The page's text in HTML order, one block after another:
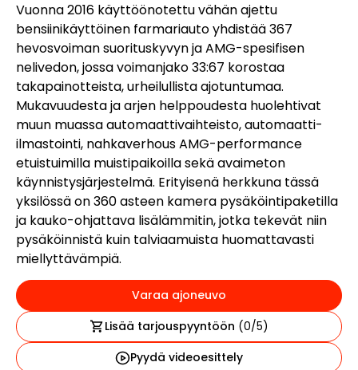
Vuonna 2016 käyttöönotettu vähän ajettu
bensiinikäyttöinen farmariauto yhdistää 367
hevosvoiman suorituskyvyn ja AMG-spesifisen
nelivedon, jossa voimanjako 33:67 korostaa
takapainotteista, urheilullista ajotuntumaa.
Mukavuudesta ja arjen helppoudesta huolehtivat
muun muassa automaattivaihteisto, automaatti-
ilmastointi, nahkaverhous AMG-performance
etuistuimilla muistipaikoilla sekä avaimeton
käynnistysjärjestelmä. Erityisenä herkkuna tässä
yksilössä on 360 asteen kamera pysäköintipaketilla
ja kauko-ohjattava lisälämmitin, jotka tekevät niin
pysäköinnistä kuin talviaamuista huomattavasti
miellyttävämpiä.
Varaa ajoneuvo
Lisää tarjouspyyntöön (0/5)
Pyydä videoesittely